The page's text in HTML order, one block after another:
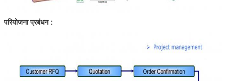
परियोजना प्रबंधन :